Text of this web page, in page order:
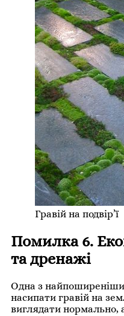
Гравій на подвір’ї
Помилка 6.
та дренажі
Одна з
насипати гравій на
виглядати